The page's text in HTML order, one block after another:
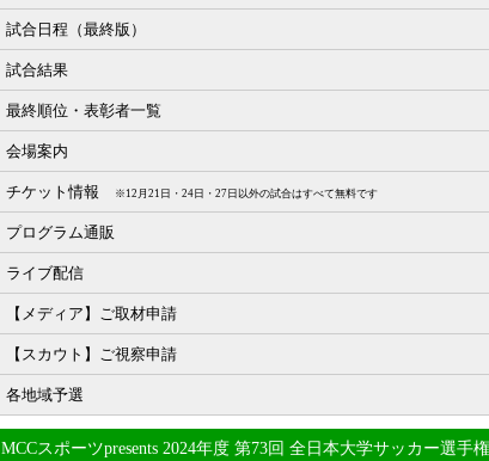
試合日程（最終版）
試合結果
最終順位・表彰者一覧
会場案内
チケット情報 ※12月21日・24日・27日以外の試合はすべて無料です
プログラム通販
ライブ配信
【メディア】ご取材申請
【スカウト】ご視察申請
各地域予選
MCCスポーツpresents 2024年度 第73回 全日本大学サッカー選手